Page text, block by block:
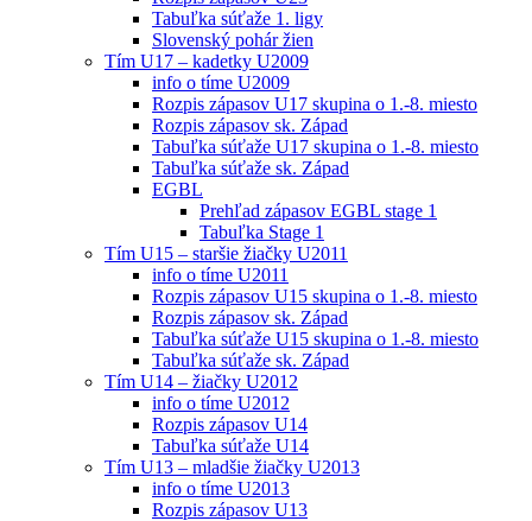
Tabuľka súťaže 1. ligy
Slovenský pohár žien
Tím U17 – kadetky U2009
info o tíme U2009
Rozpis zápasov U17 skupina o 1.-8. miesto
Rozpis zápasov sk. Západ
Tabuľka súťaže U17 skupina o 1.-8. miesto
Tabuľka súťaže sk. Západ
EGBL
Prehľad zápasov EGBL stage 1
Tabuľka Stage 1
Tím U15 – staršie žiačky U2011
info o tíme U2011
Rozpis zápasov U15 skupina o 1.-8. miesto
Rozpis zápasov sk. Západ
Tabuľka súťaže U15 skupina o 1.-8. miesto
Tabuľka súťaže sk. Západ
Tím U14 – žiačky U2012
info o tíme U2012
Rozpis zápasov U14
Tabuľka súťaže U14
Tím U13 – mladšie žiačky U2013
info o tíme U2013
Rozpis zápasov U13